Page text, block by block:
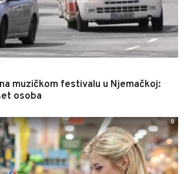
muzičkom festivalu u Njemačkoj:
osoba
0